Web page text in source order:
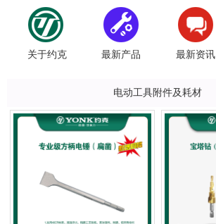
关于约克 最新产品 最新资讯
电动工具附件及耗材